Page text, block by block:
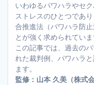
いわゆるパワハラやセ
ストレスのひとつであ
合推進法（パワハラ防
とが強く求められていま
この記事では、過去の
れた裁判例、パワハラ
ます。
監修：山本 久美（株式